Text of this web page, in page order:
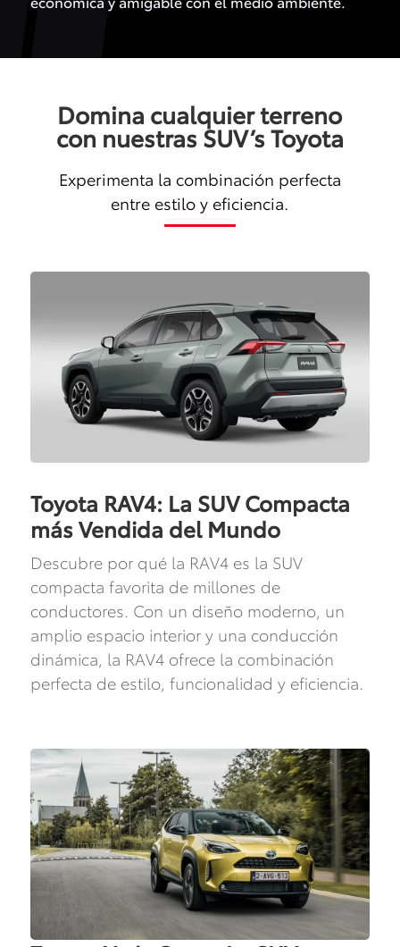
Domina cualquier terreno
con nuestras SUV’s Toyota
Experimenta la combinación perfecta
entre estilo y eficiencia.
Toyota RAV4: La SUV Compacta
más Vendida del Mundo
Descubre por qué la RAV4 es la SUV
compacta favorita de millones de
conductores. Con un diseño moderno, un
amplio espacio interior y una conducción
dinámica, la RAV4 ofrece la combinación
perfecta de estilo, funcionalidad y eficiencia.